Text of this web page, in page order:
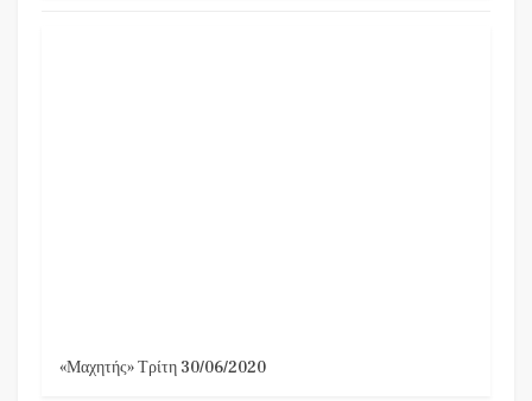
«Μαχητής» Τρίτη 30/06/2020